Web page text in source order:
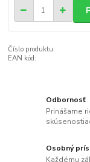
Číslo produktu:
EAN kód:
Odbornosť
Prinášame
Osobný
Každému